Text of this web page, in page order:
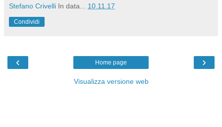
Stefano Crivelli In data... 10.11.17
Condividi
‹ ›
Home page
Visualizza versione web